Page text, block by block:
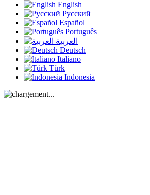
English
Русский
Español
Português
العربية
Deutsch
Italiano
Türk
Indonesia